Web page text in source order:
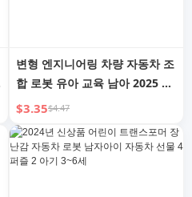
변형 엔지니어링 차량 자동차 조
합 로봇 유아 교육 남아 2025 신
상품 장난감 프레스 소방차
$3.35$4.47